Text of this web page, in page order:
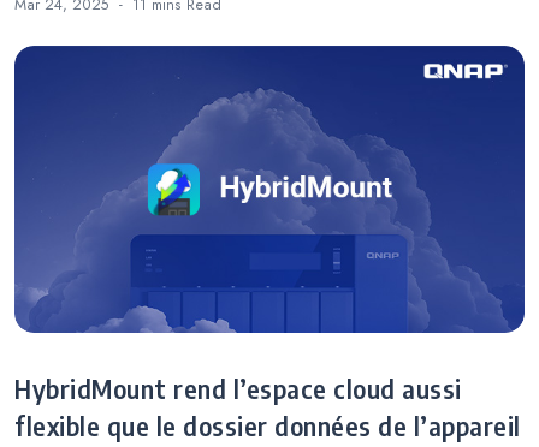
Mar 24, 2025 11 mins Read
HybridMount rend l’espace cloud aussi
flexible que le dossier données de l’appareil